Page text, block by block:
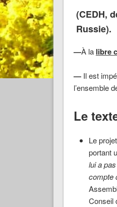
(CEDH,
Russie).
—À la libre
— Il est
l’ensemble
Le
Le
portant
lui a
compte
Conseil